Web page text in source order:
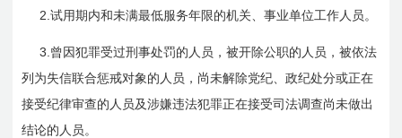
2.试用期内和未满最低服务年限的机关、事业单位工作人员。
3. 曾因犯罪受过刑事处罚的人员，被开除公职的人员，被依法
列为失信联合惩戒对象的人员，尚未解除党纪、政纪处分或正在
接受纪律审查的人员及涉嫌违法犯罪正在接受司法调查尚未做出
结论的人员。